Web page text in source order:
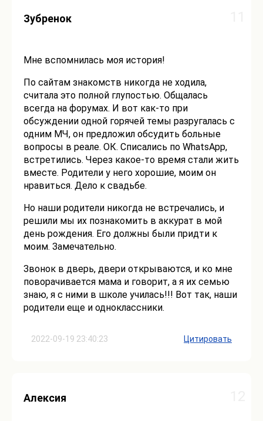
2022-09-19 23:40:23
Зубренок
Мне вспомнилась моя история!
По сайтам знакомств никогда не ходила,
считала это полной глупостью. Общалась
всегда на форумах. И вот как-то при
обсуждении одной горячей темы разругалась с
одним МЧ, он предложил обсудить больные
вопросы в реале. ОК. Списались по WhatsApp,
встретились. Через какое-то время стали жить
вместе. Родители у него хорошие, моим он
нравиться. Дело к свадьбе.
Но наши родители никогда не встречались, и
решили мы их познакомить в аккурат в мой
день рождения. Его должны были придти к
моим. Замечательно.
Звонок в дверь, двери открываются, и ко мне
поворачивается мама и говорит, а я их семью
знаю, я с ними в школе училась!!! Вот так, наши
родители еще и одноклассники.
Цитировать
Алексия